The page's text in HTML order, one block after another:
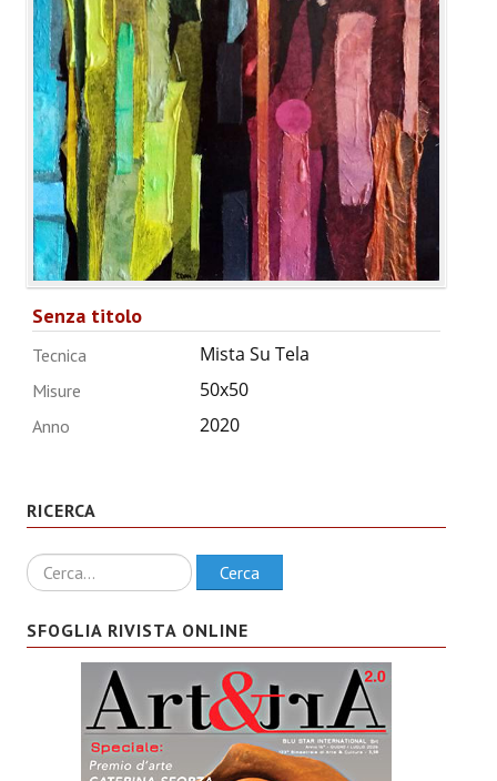
Senza titolo
Tecnica Mista Su Tela
Misure 50x50
Anno 2020
RICERCA
Ricerca Cerca
SFOGLIA RIVISTA ONLINE